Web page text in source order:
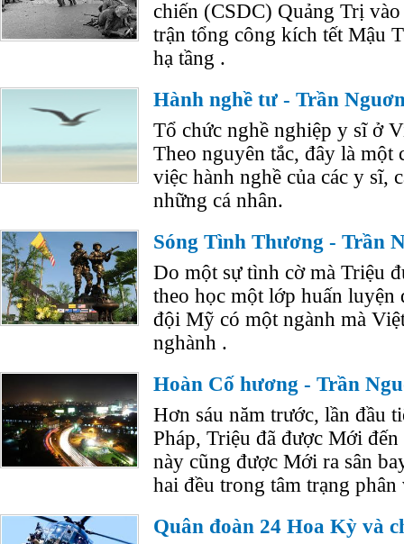
chiến (CSDC) Quảng Trị
trận tổng công kích tết Mậu
hạ tầng .
Hành nghề tư - Trần
Tổ chức nghề nghiệp y sĩ ở
Theo nguyên tắc, đây là một
việc hành nghề của các y sĩ,
những cá nhân.
Sóng Tình Thương - Trần
Do một sự tình cờ mà Triệu
theo học một lớp huấn luyện
đội Mỹ có một ngành mà
nghành .
Hoàn Cố hương - Trần
Hơn sáu năm trước, lần đầu
Pháp, Triệu đã được Mới
này cũng được Mới ra sân
hai đều trong tâm trạng phân
Quân đoàn 24 Hoa Kỳ và